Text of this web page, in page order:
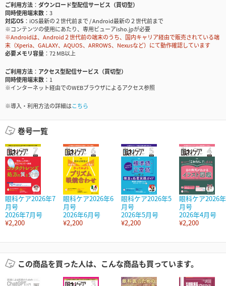
ご利用方法
ダウンロード型配信サービス（買切型）
同時使用端末数
3
対応OS
iOS最新の２世代前まで / Android最新の２世代前まで
※コンテンツの使用にあたり、専用ビューアisho.jpが必要
※Androidは、Android２世代前の端末のうち、国内キャリア経由で販売されている端
末（Xperia、GALAXY、AQUOS、ARROWS、Nexusなど）にて動作確認しています
必要メモリ容量
72 MB以上
ご利用方法
アクセス型配信サービス（買切型）
同時使用端末数
1
※インターネット経由でのWEBブラウザによるアクセス参照
※導入・利用方法の詳細はこちら
巻号一覧
眼科ケア2026年7
月号
2026年7月号
¥2,200
眼科ケア2026年6
月号
2026年6月号
¥2,200
眼科ケア2026年5
月号
2026年5月号
¥2,200
眼科ケア2026
月号
2026年4月号
¥2,200
この商品を買った人は、こんな商品も買っています。